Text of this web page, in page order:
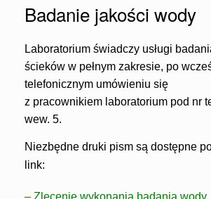
Badanie jakości wody
Laboratorium świadczy usługi
ścieków w pełnym zakresie, po
telefonicznym umówieniu się
z pracownikiem laboratorium pod nr
wew. 5.
Niezbędne druki pism są dostępne
link:
– Zlecenie wykonania badania wody